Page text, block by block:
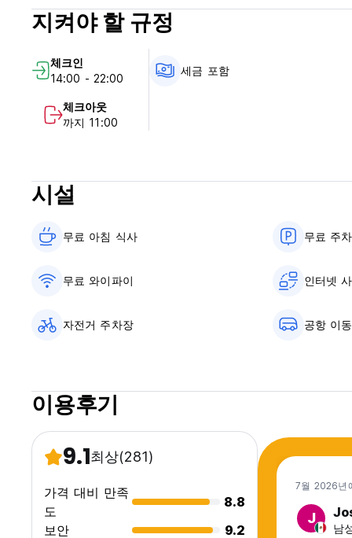
다. 매력적인 문화 워크숍에 참여하고, 공동 식사를 통해 동료
럼 편안한 이곳 Rafiki Hostels에서 이루어집니다.
- 취소는 도착 5일 전까지만 가능합니다. 늦게 취소하거나 노
- 현금, 신용카드 결제, 현명한 이체 등의 방법으로 결제하실 수
- 요금에는 세금이 포함되어 있습니다.
- 모든 투숙객에게 조식이 무료로 제공됩니다.
- 리셉션은 매일 오전 8시부터 오후 11시까지 운영됩니다.
라피키 호스텔 - 이용 약관:
- 각 도미토리 침대는 1인용입니다.
- 실내에서는 흡연이 금지되어 있습니다.
- 리셉션, 수영장, 옥상은 매일 오전 8시부터 오후 10시까지 이
- 우리는 매일 자체적인 활동과 이벤트를 주최하지만, 이웃을
지켜야 할 규정
체크인
14:00 - 22:00
체크아웃
까지 11:00
세금 포함
시설
무료 아침 식사‎ 무료 주
무료 와이파이 인터넷
자전거 주차장 공항 이동
이용후기
9.1최상(281)
가격 대비 만족
도
8.8
보안
9.2
7월 2026년
J
남